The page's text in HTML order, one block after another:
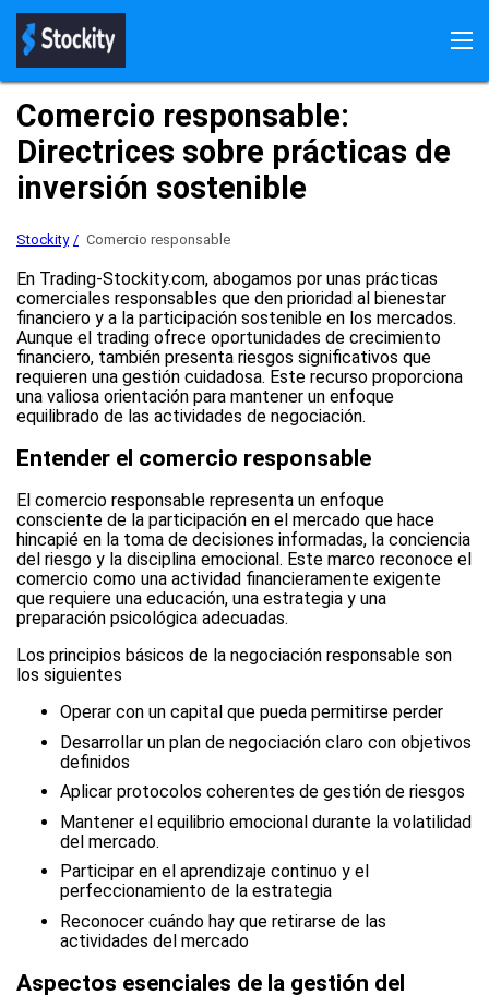
Stockity Inscríbete Iniciar sesión Bonificaciones
Descargar aplicación Demo Pagos Reseñas
Comercio responsable:
Directrices sobre prácticas de
inversión sostenible
Stockity Comercio responsable
En Trading-Stockity.com, abogamos por unas prácticas
comerciales responsables que den prioridad al bienestar
financiero y a la participación sostenible en los mercados.
Aunque el trading ofrece oportunidades de crecimiento
financiero, también presenta riesgos significativos que
requieren una gestión cuidadosa. Este recurso proporciona
una valiosa orientación para mantener un enfoque
equilibrado de las actividades de negociación.
Entender el comercio responsable
El comercio responsable representa un enfoque
consciente de la participación en el mercado que hace
hincapié en la toma de decisiones informadas, la conciencia
del riesgo y la disciplina emocional. Este marco reconoce el
comercio como una actividad financieramente exigente
que requiere una educación, una estrategia y una
preparación psicológica adecuadas.
Los principios básicos de la negociación responsable son
los siguientes
Operar con un capital que pueda permitirse perder
Desarrollar un plan de negociación claro con objetivos
definidos
Aplicar protocolos coherentes de gestión de riesgos
Mantener el equilibrio emocional durante la volatilidad
del mercado.
Participar en el aprendizaje continuo y el
perfeccionamiento de la estrategia
Reconocer cuándo hay que retirarse de las
actividades del mercado
Aspectos esenciales de la gestión del